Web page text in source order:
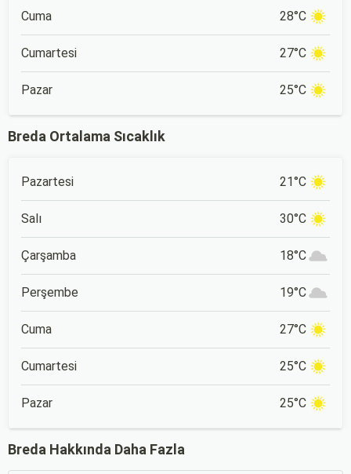
Cuma 28°C
Cumartesi 27°C
Pazar 25°C
Breda Ortalama Sıcaklık
Pazartesi 21°C
Salı 30°C
Çarşamba 18°C
Perşembe 19°C
Cuma 27°C
Cumartesi 25°C
Pazar 25°C
Breda Hakkında Daha Fazla